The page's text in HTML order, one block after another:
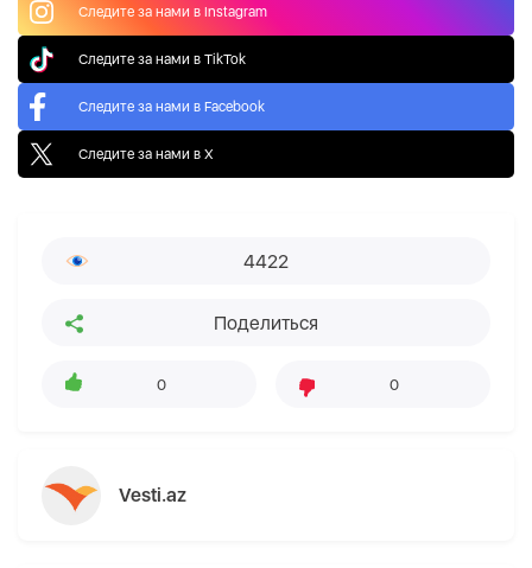
Следите за нами в Instagram
Следите за нами в TikTok
Следите за нами в Facebook
Следите за нами в X
4422
Поделиться
0 0
Vesti.az